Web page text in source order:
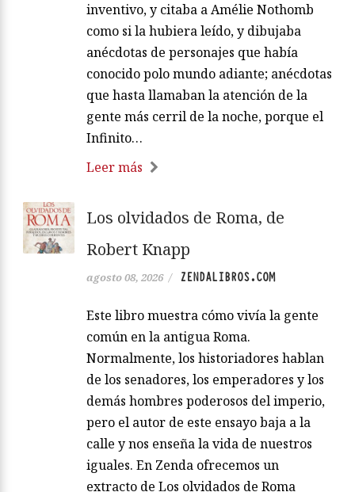
inventivo, y citaba a Amélie Nothomb
como si la hubiera leído, y dibujaba
anécdotas de personajes que había
conocido polo mundo adiante; anécdotas
que hasta llamaban la atención de la
gente más cerril de la noche, porque el
Infinito…
Leer más
Los olvidados de Roma, de
Robert Knapp
agosto 08, 2026 / ZENDALIBROS.COM
Este libro muestra cómo vivía la gente
común en la antigua Roma.
Normalmente, los historiadores hablan
de los senadores, los emperadores y los
demás hombres poderosos del imperio,
pero el autor de este ensayo baja a la
calle y nos enseña la vida de nuestros
iguales. En Zenda ofrecemos un
extracto de Los olvidados de Roma